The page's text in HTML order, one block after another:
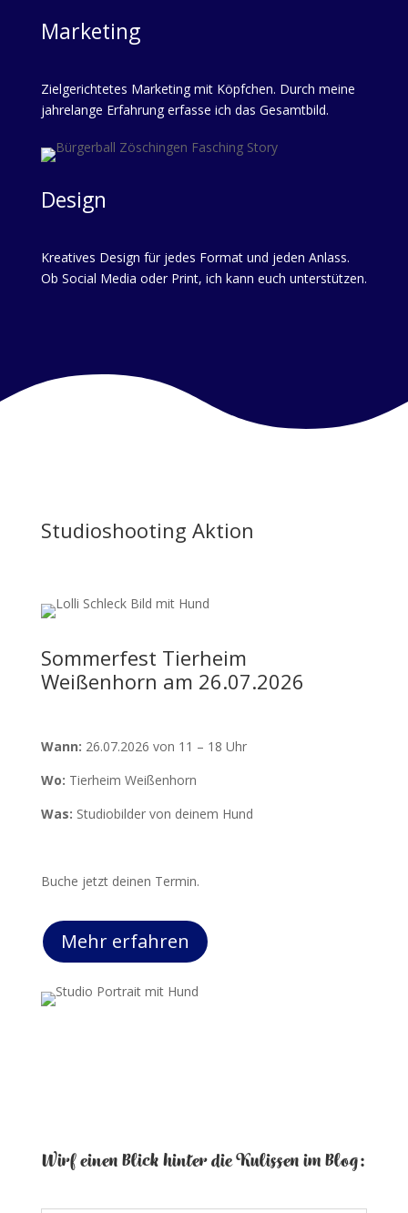
Marketing
Zielgerichtetes Marketing mit Köpfchen. Durch meine
jahrelange Erfahrung erfasse ich das Gesamtbild.
Design
Kreatives Design für jedes Format und jeden Anlass.
Ob Social Media oder Print, ich kann euch unterstützen.
Studioshooting Aktion
Sommerfest Tierheim
Weißenhorn am 26.07.2026
Wann: 26.07.2026 von 11 – 18 Uhr
Wo: Tierheim Weißenhorn
Was: Studiobilder von deinem Hund
Buche jetzt deinen Termin.
Mehr erfahren
Wirf einen Blick hinter die Kulissen im Blog: